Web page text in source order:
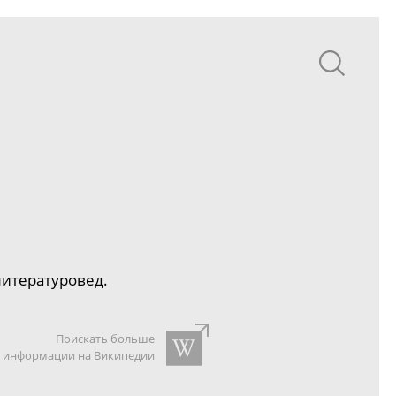
Поискать больше
информации на Википедии